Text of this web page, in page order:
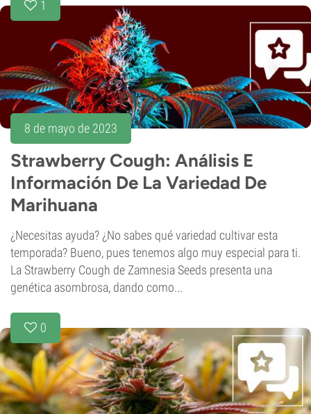
1
8 de mayo de 2023
Strawberry Cough: Análisis E
Información De La Variedad De
Marihuana
¿Necesitas ayuda? ¿No sabes qué variedad cultivar esta
temporada? Bueno, pues tenemos algo muy especial para ti.
La Strawberry Cough de Zamnesia Seeds presenta una
genética asombrosa, dando como...
0